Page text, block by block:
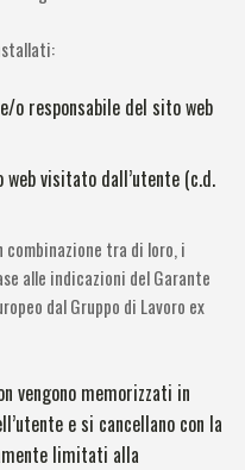
responsabile del sito web
visitato dall’utente (c.d.
tra di loro, i
alle indicazioni del Garante
dal Gruppo di Lavoro ex
vengono memorizzati in
e si cancellano con la
limitati alla